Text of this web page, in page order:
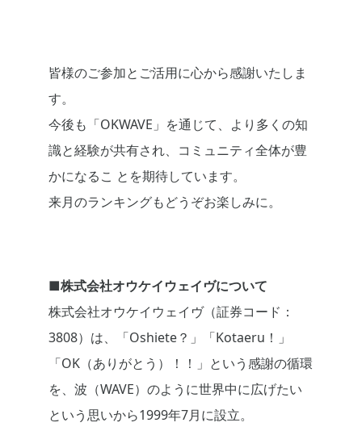
皆様のご参加とご活用に心から感謝いたしま
す。
今後も「OKWAVE」を通じて、より多くの知
識と経験が共有され、コミュニティ全体が豊
かになるこ とを期待しています。
来月のランキングもどうぞお楽しみに。
■株式会社オウケイウェイヴについて
株式会社オウケイウェイヴ（証券コード：
3808）は、「Oshiete？」「Kotaeru！」
「OK（ありがとう）！！」という感謝の循環
を、波（WAVE）のように世界中に広げたい
という思いから1999年7月に設立。